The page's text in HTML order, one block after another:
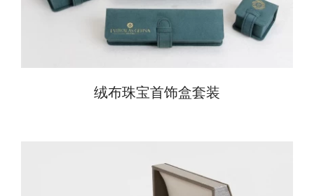
绒布珠宝首饰盒套装